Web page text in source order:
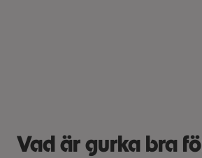
Vad är gurka bra